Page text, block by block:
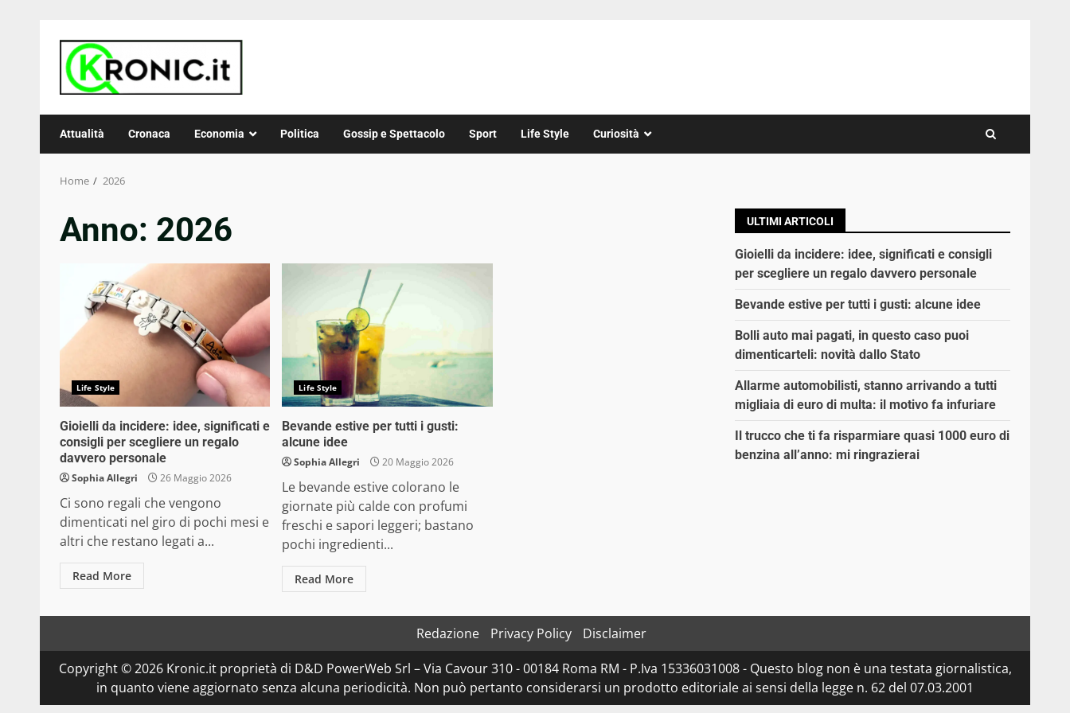
content
Attualità Cronaca Economia Politica Gossip e Spettacolo Sport Life Style Curiosità
Home 2026
Anno: 2026
Life Style
Gioielli da incidere: idee, significati e
consigli per scegliere un regalo
davvero personale
Sophia Allegri 26 Maggio 2026
Ci sono regali che vengono
dimenticati nel giro di pochi mesi e
altri che restano legati a...
Read More
Life Style
Bevande estive per tutti i gusti:
alcune idee
Sophia Allegri 20 Maggio 2026
Le bevande estive colorano le
giornate più calde con profumi
freschi e sapori leggeri; bastano
pochi ingredienti...
Read More
ULTIMI ARTICOLI
Gioielli da incidere: idee, significati e consigli
per scegliere un regalo davvero personale
Bevande estive per tutti i gusti: alcune idee
Bolli auto mai pagati, in questo caso puoi
dimenticarteli: novità dallo Stato
Allarme automobilisti, stanno arrivando a tutti
migliaia di euro di multa: il motivo fa infuriare
Il trucco che ti fa risparmiare quasi 1000 euro di
benzina all’anno: mi ringrazierai
Redazione Privacy Policy
Disclaimer
Copyright © 2026 Kronic.it proprietà di D&D PowerWeb Srl – Via Cavour 310 - 00184 Roma RM - P.Iva 15336031008 - Questo blog non è una testata giornalistica,
in quanto viene aggiornato senza alcuna periodicità. Non può pertanto considerarsi un prodotto editoriale ai sensi della legge n. 62 del 07.03.2001